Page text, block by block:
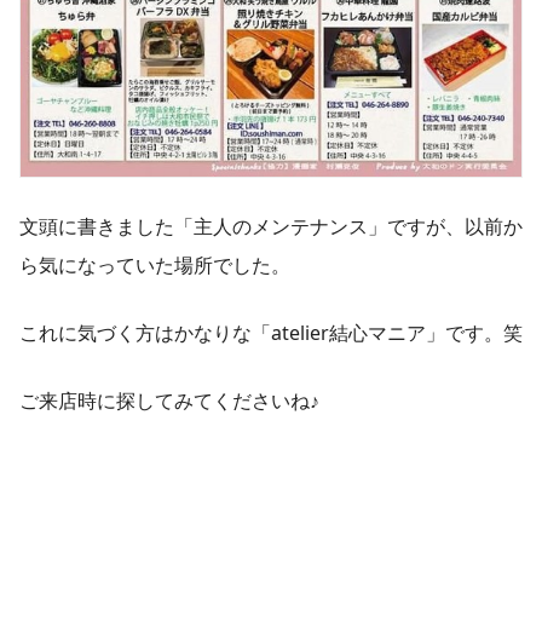
文頭に書きました「主人のメンテナンス」ですが、以前か
ら気になっていた場所でした。
これに気づく方はかなりな「atelier結心マニア」です。笑
ご来店時に探してみてくださいね♪